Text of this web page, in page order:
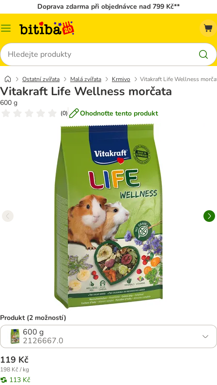
Doprava zdarma při objednávce nad 799 Kč**
Kategorie
Hledat
Ostatní zvířata Malá zvířata Krmivo Vitakraft Life Wellness
Vitakraft Life Wellness morčata
600 g
(0) Ohodnoťte tento produkt
Produkt (2 možností)
600 g
2126667.0
119 Kč
198 Kč / kg
113 Kč